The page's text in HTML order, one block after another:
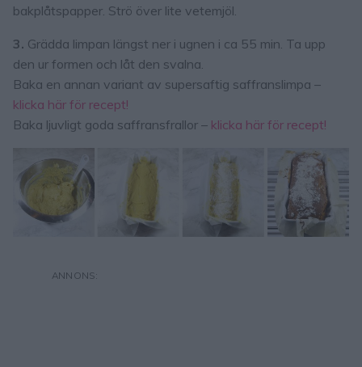
bakplåtspapper. Strö över lite vetemjöl.
3. Grädda limpan längst ner i ugnen i ca 55 min. Ta upp
den ur formen och låt den svalna.
Baka en annan variant av supersaftig saffranslimpa –
klicka här för recept!
Baka ljuvligt goda saffransfrallor – klicka här för recept!